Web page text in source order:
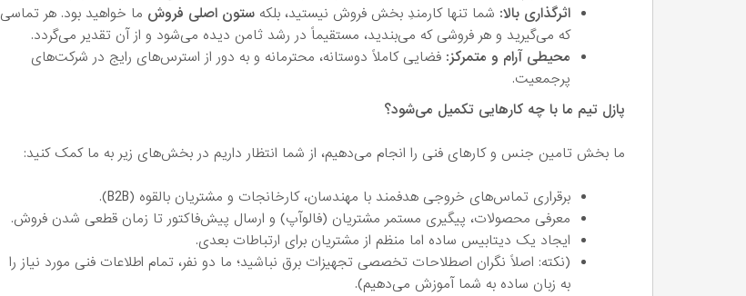
اثرگذاری بالا: شما تنها کارمندِ بخش فروش نیستید، بلکه ستون اصلی فروش ما خواهید بود. هر تماسی
که می‌گیرید و هر فروشی که می‌بندید، مستقیماً در رشد ثامن دیده می‌شود و از آن تقدیر می‌گردد.
محیطی آرام و متمرکز: فضایی کاملاً دوستانه، محترمانه و به دور از استرس‌های رایج در شرکت‌های
پرجمعیت.
پازل تیم ما با چه کارهایی تکمیل می‌شود؟
ما بخش تامین جنس و کارهای فنی را انجام می‌دهیم، از شما انتظار داریم در بخش‌های زیر به ما کمک کنید:
برقراری تماس‌های خروجی هدفمند با مهندسان، کارخانجات و مشتریان بالقوه (B2B).
معرفی محصولات، پیگیری مستمر مشتریان (فالوآپ) و ارسال پیش‌فاکتور تا زمان قطعی شدن فروش.
ایجاد یک دیتابیس ساده اما منظم از مشتریان برای ارتباطات بعدی.
(نکته: اصلاً نگران اصطلاحات تخصصی تجهیزات برق نباشید؛ ما دو نفر، تمام اطلاعات فنی مورد نیاز را
به زبان ساده به شما آموزش می‌دهیم).